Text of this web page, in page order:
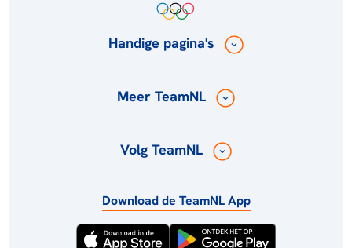
Handige pagina's
Meer TeamNL
Volg TeamNL
Download de TeamNL App